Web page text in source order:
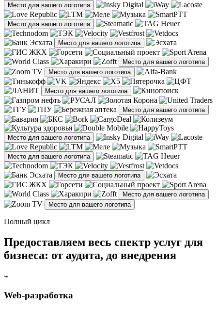
Место для вашего логотипа
Место для вашего логотипа
Место для вашего логотипа
Место для вашего логотипа
Место для вашего логотипа
Место для вашего логотипа
Место для вашего логотипа
Место для вашего логотипа
Место для вашего логотипа
Место для вашего логотипа
Место для вашего логотипа
Место для вашего логотипа
Полный цикл
Предоставляем весь спектр услуг для
бизнеса: от аудита, до внедрения
⌁
Web-разработка